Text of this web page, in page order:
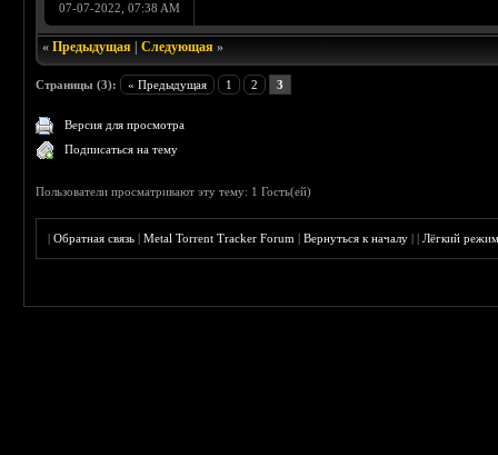
07-07-2022, 07:38 AM
«Предыдущая |Следующая »
Страницы (3): « Предыдущая 1 2 3
Версия для просмотра
Подписаться на тему
Пользователи просматривают эту тему: 1 Гость(ей)
|Обратная связь |Metal Torrent Tracker Forum |Вернуться к началу ||Лёгкий